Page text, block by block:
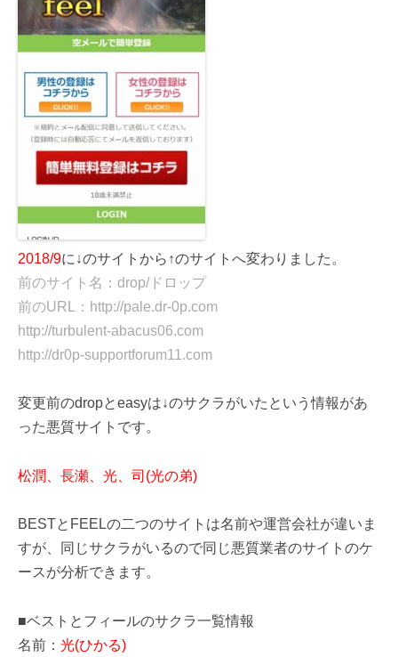
2018/9に↓のサイトから↑のサイトへ変わりました。
前のサイト名：drop/ドロップ
前のURL：http://pale.dr-0p.com
http://turbulent-abacus06.com
http://dr0p-supportforum11.com
変更前のdropとeasyは↓のサクラがいたという情報があ
った悪質サイトです。
松潤、長瀬、光、司(光の弟)
BESTとFEELの二つのサイトは名前や運営会社が違いま
すが、同じサクラがいるので同じ悪質業者のサイトのケ
ースが分析できます。
■ベストとフィールのサクラ一覧情報
名前： 光(ひかる)